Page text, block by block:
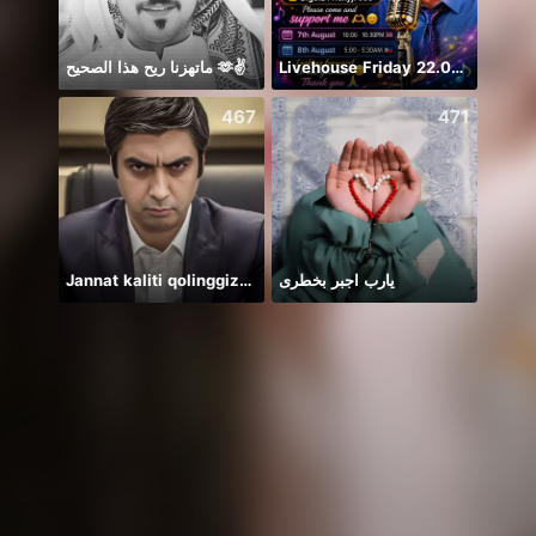
ماتهزنا ريح هذا الصحيح 🫶✌️ Livehouse Friday 22.00 UK 🇬🇧
467
Jannat kaliti qolinggizda🤲
471
يارب اجبر بخطرى